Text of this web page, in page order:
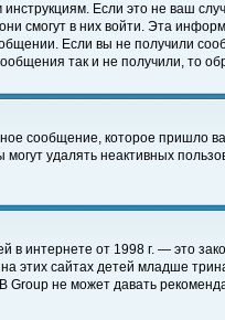
Если это не ваш
смогут в них войти. Эта
Если вы не получили
так и не получили, то
сообщение, которое пришло
удалять неактивных
в интернете от 1998 г. — это
этих сайтах детей младше
не может давать